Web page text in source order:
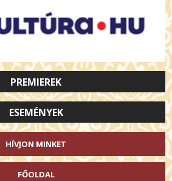
PREMIEREK
ESEMÉNYEK
HÍVJON MINKET
FŐOLDAL